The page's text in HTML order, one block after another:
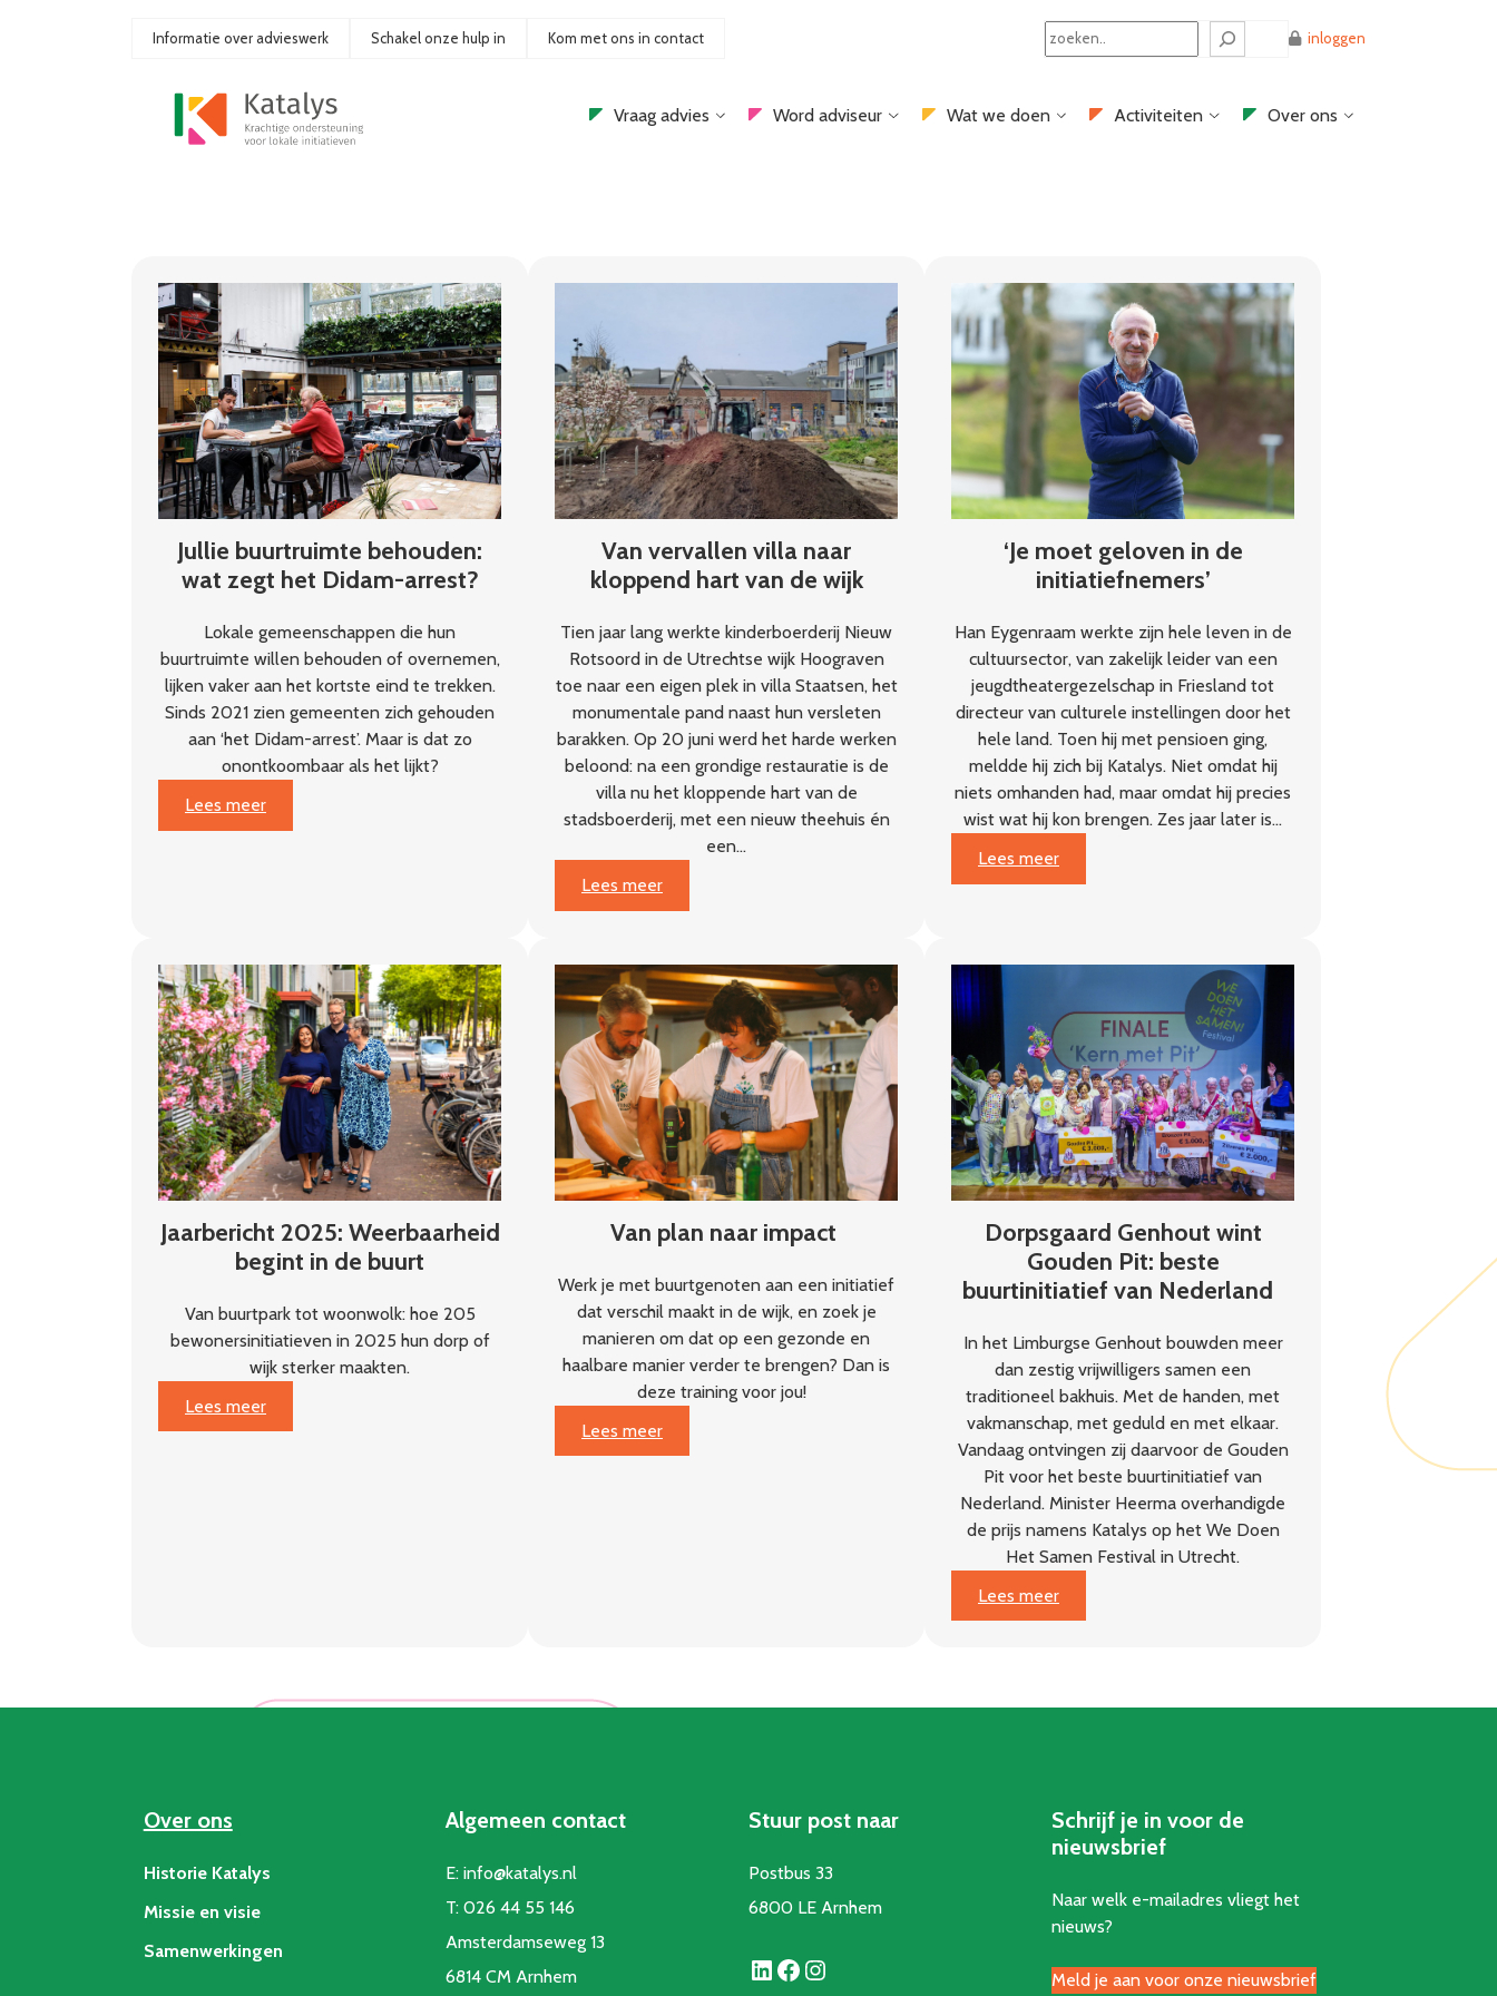
Informatie over advieswerk Schakel onze hulp in Kom met ons in contact
Search
inloggen
Vraag advies Word adviseur Wat we doen Activiteiten Over ons
Jullie buurtruimte behouden:
wat zegt het Didam-arrest?
Lokale gemeenschappen die hun
buurtruimte willen behouden of overnemen,
lijken vaker aan het kortste eind te trekken.
Sinds 2021 zien gemeenten zich gehouden
aan ‘het Didam-arrest’. Maar is dat zo
onontkoombaar als het lijkt?
Lees meer
:
Jullie
het
Didam-
arrest?
Van vervallen villa naar
kloppend hart van de wijk
Tien jaar lang werkte kinderboerderij Nieuw
Rotsoord in de Utrechtse wijk Hoograven
toe naar een eigen plek in villa Staatsen, het
monumentale pand naast hun versleten
barakken. Op 20 juni werd het harde werken
beloond: na een grondige restauratie is de
villa nu het kloppende hart van de
stadsboerderij, met een nieuw theehuis én
een…
Lees meer
:
Van
villa
naar
kloppend
hart
van
de
wijk
‘Je moet geloven in de
initiatiefnemers’
Han Eygenraam werkte zijn hele leven in de
cultuursector, van zakelijk leider van een
jeugdtheatergezelschap in Friesland tot
directeur van culturele instellingen door het
hele land. Toen hij met pensioen ging,
meldde hij zich bij Katalys. Niet omdat hij
niets omhanden had, maar omdat hij precies
wist wat hij kon brengen. Zes jaar later is…
Lees meer
:
‘Je
in
initiatiefnemers’
Jaarbericht 2025: Weerbaarheid
begint in de buurt
Van buurtpark tot woonwolk: hoe 205
bewonersinitiatieven in 2025 hun dorp of
wijk sterker maakten.
Lees meer
:
Jaarbericht
Van plan naar impact
Werk je met buurtgenoten aan een initiatief
dat verschil maakt in de wijk, en zoek je
manieren om dat op een gezonde en
haalbare manier verder te brengen? Dan is
deze training voor jou!
Lees meer
:
Van
Dorpsgaard Genhout wint
Gouden Pit: beste
buurtinitiatief van Nederland
In het Limburgse Genhout bouwden meer
dan zestig vrijwilligers samen een
traditioneel bakhuis. Met de handen, met
vakmanschap, met geduld en met elkaar.
Vandaag ontvingen zij daarvoor de Gouden
Pit voor het beste buurtinitiatief van
Nederland. Minister Heerma overhandigde
de prijs namens Katalys op het We Doen
Het Samen Festival in Utrecht.
Lees meer
:
Dorpsgaard
Nederland
Over ons
Historie Katalys
Missie en visie
Samenwerkingen
Algemeen contact
E:info@katalys.nl
T:026 44 55 146
Amsterdamseweg 13
6814 CM Arnhem
Stuur post naar
Postbus 33
6800 LE Arnhem
LinkedIn Facebook Instagram
Schrijf je in voor de
nieuwsbrief
Naar welk e-mailadres vliegt het
nieuws?
Meld je aan voor onze nieuwsbrief